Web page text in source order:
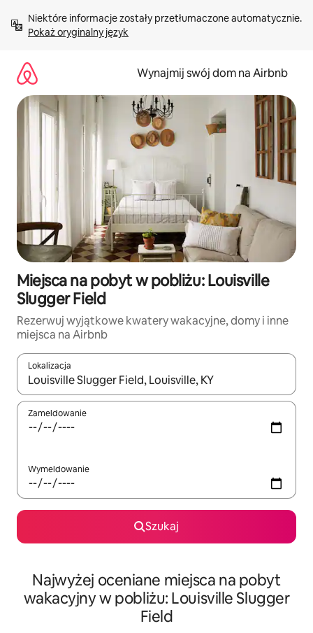
treści Pokaż oryginalny język
Wynajmij swój dom na Airbnb
Miejsca na pobyt w pobliżu: Louisville
Slugger Field
Rezerwuj wyjątkowe kwatery wakacyjne, domy i inne
miejsca na Airbnb
Lokalizacja
Gdy wyniki będą dostępne, możesz poruszać się po nich za
Zameldowanie
Wymeldowanie
Szukaj
Najwyżej oceniane miejsca na pobyt
wakacyjny w pobliżu: Louisville Slugger
Field